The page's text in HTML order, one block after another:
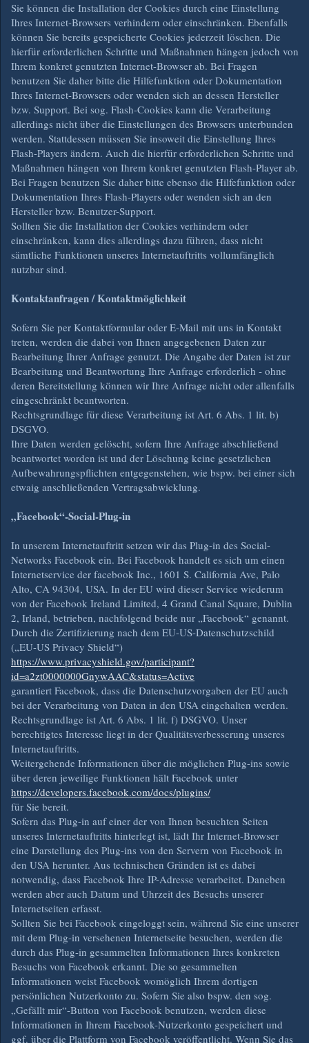
Sie können die Installation der Cookies durch eine Einstellung
Ihres Internet-Browsers verhindern oder einschränken. Ebenfalls
können Sie bereits gespeicherte Cookies jederzeit löschen. Die
hierfür erforderlichen Schritte und Maßnahmen hängen jedoch von
Ihrem konkret genutzten Internet-Browser ab. Bei Fragen
benutzen Sie daher bitte die Hilfefunktion oder Dokumentation
Ihres Internet-Browsers oder wenden sich an dessen Hersteller
bzw. Support. Bei sog. Flash-Cookies kann die Verarbeitung
allerdings nicht über die Einstellungen des Browsers unterbunden
werden. Stattdessen müssen Sie insoweit die Einstellung Ihres
Flash-Players ändern. Auch die hierfür erforderlichen Schritte und
Maßnahmen hängen von Ihrem konkret genutzten Flash-Player ab.
Bei Fragen benutzen Sie daher bitte ebenso die Hilfefunktion oder
Dokumentation Ihres Flash-Players oder wenden sich an den
Hersteller bzw. Benutzer-Support.
Sollten Sie die Installation der Cookies verhindern oder
einschränken, kann dies allerdings dazu führen, dass nicht
sämtliche Funktionen unseres Internetauftritts vollumfänglich
nutzbar sind.
Kontaktanfragen / Kontaktmöglichkeit
Sofern Sie per Kontaktformular oder E-Mail mit uns in Kontakt
treten, werden die dabei von Ihnen angegebenen Daten zur
Bearbeitung Ihrer Anfrage genutzt. Die Angabe der Daten ist zur
Bearbeitung und Beantwortung Ihre Anfrage erforderlich - ohne
deren Bereitstellung können wir Ihre Anfrage nicht oder allenfalls
eingeschränkt beantworten.
Rechtsgrundlage für diese Verarbeitung ist Art. 6 Abs. 1 lit. b)
DSGVO.
Ihre Daten werden gelöscht, sofern Ihre Anfrage abschließend
beantwortet worden ist und der Löschung keine gesetzlichen
Aufbewahrungspflichten entgegenstehen, wie bspw. bei einer sich
etwaig anschließenden Vertragsabwicklung.
„Facebook“-Social-Plug-in
In unserem Internetauftritt setzen wir das Plug-in des Social-
Networks Facebook ein. Bei Facebook handelt es sich um einen
Internetservice der facebook Inc., 1601 S. California Ave, Palo
Alto, CA 94304, USA. In der EU wird dieser Service wiederum
von der Facebook Ireland Limited, 4 Grand Canal Square, Dublin
2, Irland, betrieben, nachfolgend beide nur „Facebook“ genannt.
Durch die Zertifizierung nach dem EU-US-Datenschutzschild
(„EU-US Privacy Shield“)
https://www.privacyshield.gov/participant?
id=a2zt0000000GnywAAC&status=Active
garantiert Facebook, dass die Datenschutzvorgaben der EU auch
bei der Verarbeitung von Daten in den USA eingehalten werden.
Rechtsgrundlage ist Art. 6 Abs. 1 lit. f) DSGVO. Unser
berechtigtes Interesse liegt in der Qualitätsverbesserung unseres
Internetauftritts.
Weitergehende Informationen über die möglichen Plug-ins sowie
über deren jeweilige Funktionen hält Facebook unter
https://developers.facebook.com/docs/plugins/
für Sie bereit.
Sofern das Plug-in auf einer der von Ihnen besuchten Seiten
unseres Internetauftritts hinterlegt ist, lädt Ihr Internet-Browser
eine Darstellung des Plug-ins von den Servern von Facebook in
den USA herunter. Aus technischen Gründen ist es dabei
notwendig, dass Facebook Ihre IP-Adresse verarbeitet. Daneben
werden aber auch Datum und Uhrzeit des Besuchs unserer
Internetseiten erfasst.
Sollten Sie bei Facebook eingeloggt sein, während Sie eine unserer
mit dem Plug-in versehenen Internetseite besuchen, werden die
durch das Plug-in gesammelten Informationen Ihres konkreten
Besuchs von Facebook erkannt. Die so gesammelten
Informationen weist Facebook womöglich Ihrem dortigen
persönlichen Nutzerkonto zu. Sofern Sie also bspw. den sog.
„Gefällt mir“-Button von Facebook benutzen, werden diese
Informationen in Ihrem Facebook-Nutzerkonto gespeichert und
ggf. über die Plattform von Facebook veröffentlicht. Wenn Sie das